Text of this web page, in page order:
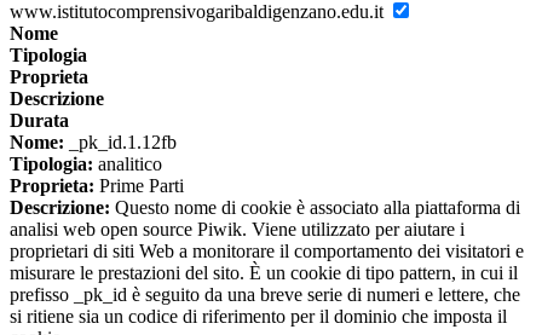
www.istitutocomprensivogaribaldigenzano.edu.it
Nome
Tipologia
Proprieta
Descrizione
Durata
Nome: _pk_id.1.12fb
Tipologia: analitico
Proprieta: Prime Parti
Descrizione: Questo nome di cookie è associato alla piattaforma di
analisi web open source Piwik. Viene utilizzato per aiutare i
proprietari di siti Web a monitorare il comportamento dei visitatori e
misurare le prestazioni del sito. È un cookie di tipo pattern, in cui il
prefisso _pk_id è seguito da una breve serie di numeri e lettere, che
si ritiene sia un codice di riferimento per il dominio che imposta il